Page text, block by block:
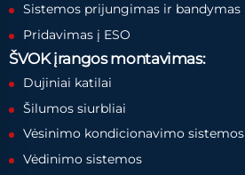
Sistemos prijungimas ir bandymas
Pridavimas į ESO
ŠVOK įrangos montavimas:
Dujiniai katilai
Šilumos siurbliai
Vėsinimo kondicionavimo sistemos
Vėdinimo sistemos